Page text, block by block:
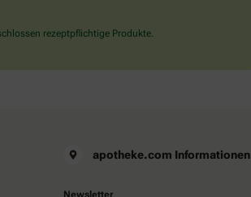
rezeptpflichtige Produkte.
apotheke.com Informationen
Newsletter